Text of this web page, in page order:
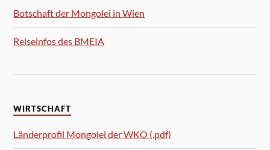
Botschaft der Mongolei in Wien
Reiseinfos des BMEIA
WIRTSCHAFT
Länderprofil Mongolei der WKO (.pdf)